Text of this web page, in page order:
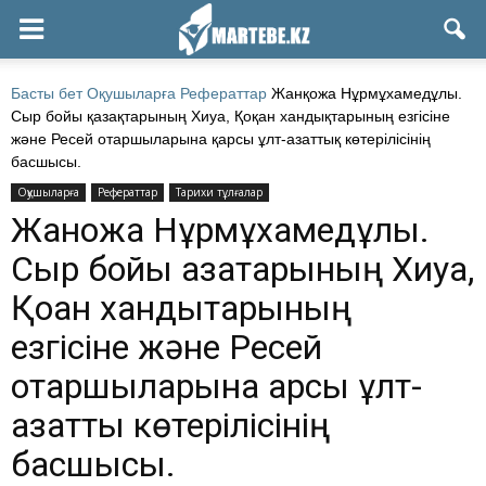
Басты бет Оқушыларға Рефераттар Жанқожа Нұрмұхамедұлы.
Сыр бойы қазақтарының Хиуа, Қоқан хандықтарының езгісіне
және Ресей отаршыларына қарсы ұлт-азаттық көтерілісінің
басшысы.
Оқушыларға Рефераттар Тарихи тұлғалар
Жанқожа Нұрмұхамедұлы.
Сыр бойы қазақтарының Хиуа,
Қоқан хандықтарының
езгісіне және Ресей
отаршыларына қарсы ұлт-
азаттық көтерілісінің
басшысы.